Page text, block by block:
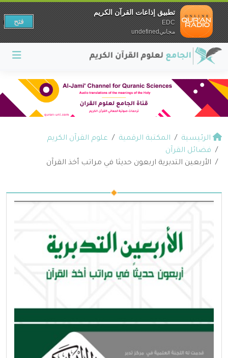
الرئيسية المكتبة الرقمية
علوم القرآن الكريم
فضائل القرآن
الأربعين التدبرية اربعون حديثا في مراتب أخذ القرآن
تطبيق إذاعات القرآن الكريم
EDC
مجانيundefined
فتح